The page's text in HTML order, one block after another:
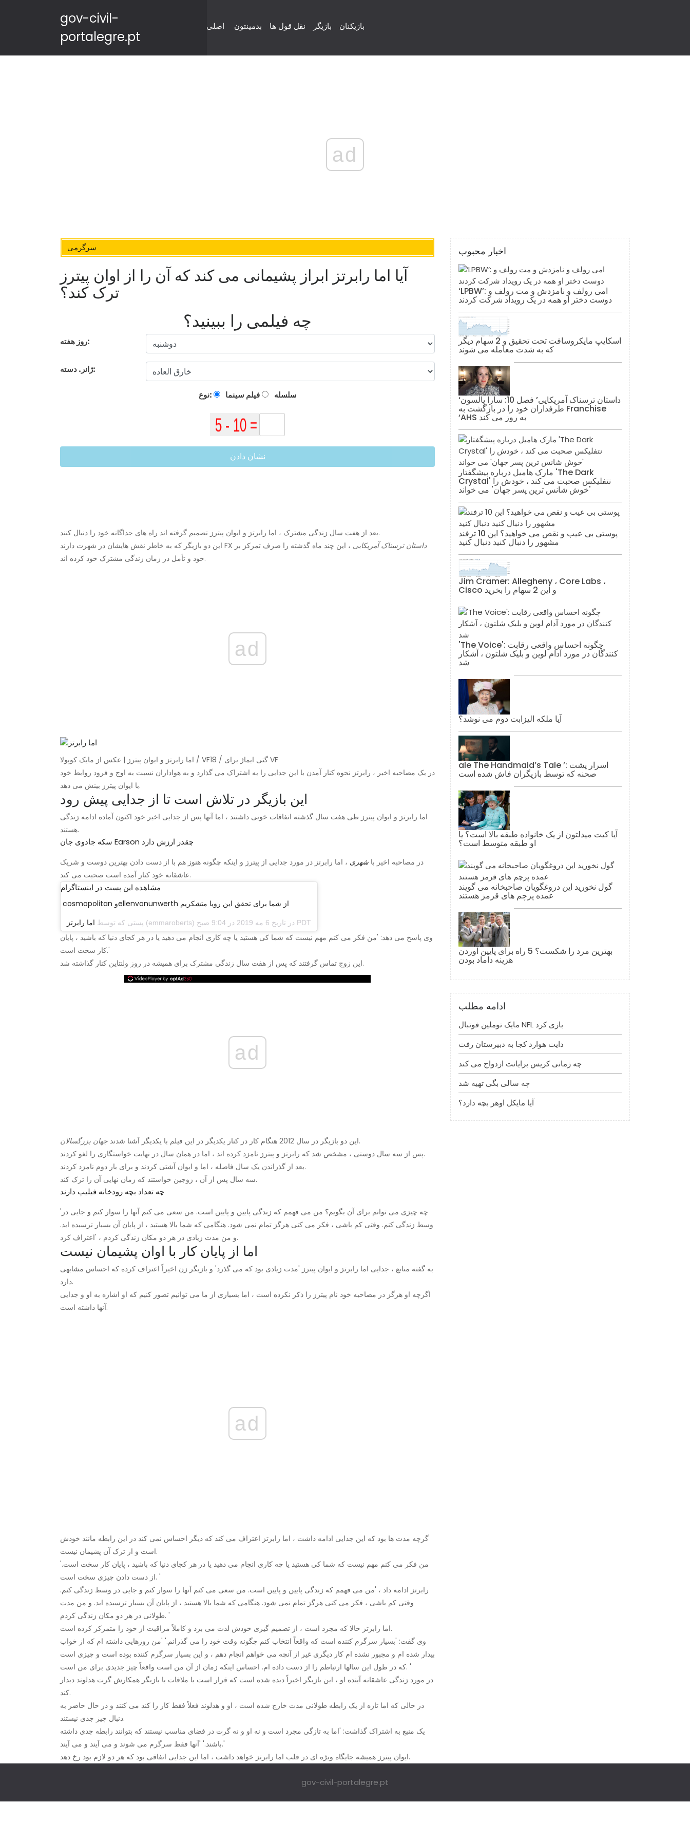
gov-civil-
portalegre.pt
اصلی بدمینتون نقل قول ها بازیگر بازیکنان
ad
سرگرمی
آیا اما رابرتز ابراز پشیمانی می کند که آن را از اوان پیترز
ترک کند؟
چه فیلمی را ببینید؟
روز هفته:
ژانر. دسته:
نوع: فیلم سینما سلسله
نشان دادن
بعد از هفت سال زندگی مشترک ، اما رابرتز و ایوان پیترز تصمیم گرفته اند راه های جداگانه خود را دنبال کنند.
این دو بازیگر که به خاطر نقش هایشان در شهرت دارند FX
داستان ترسناک آمریکایی ، این چند ماه گذشته را صرف تمرکز بر
خود و تأمل در زمان زندگی مشترک خود کرده اند.
ad
اما رابرتز و ایوان پیترز | عکس از مایک کوپولا / VF18 / گتی ایماژ برای VF
در یک مصاحبه اخیر ، رابرتز نحوه کنار آمدن با این جدایی را به اشتراک می گذارد و به هواداران نسبت به اوج و فرود روابط خود
با ایوان پیترز بینش می دهد.
این بازیگر در تلاش است تا از جدایی پیش رود
اما رابرتز و ایوان پیترز طی هفت سال گذشته اتفاقات خوبی داشتند ، اما آنها پس از جدایی اخیر خود اکنون آماده ادامه زندگی
هستند.
سکه جادوی جان Earson چقدر ارزش دارد
در مصاحبه اخیر با شهری ، اما رابرتز در مورد جدایی از پیترز و اینکه چگونه هنوز هم با از دست دادن بهترین دوست و شریک
عاشقانه خود کنار آمده است صحبت می کند.
مشاهده این پست در اینستاگرام
cosmopolitan وellenvonunwerth از شما برای تحقق این رویا متشکریم
پستی که توسط اما رابرتز (emmaroberts) در تاریخ 6 مه 2019 در 9:04 صبح PDT
وی پاسخ می دهد: 'من فکر می کنم مهم نیست که شما کی هستید یا چه کاری انجام می دهید یا در هر کجای دنیا که باشید ، پایان
کار سخت است.'
این زوج تماس گرفتند که پس از هفت سال زندگی مشترک برای همیشه در روز ولنتاین کنار گذاشته شد.
ad
این دو بازیگر در سال 2012 هنگام کار در کنار یکدیگر در این فیلم با یکدیگر آشنا شدندجهان بزرگسالان.
پس از سه سال دوستی ، مشخص شد که رابرتز و پیترز نامزد کرده اند ، اما در همان سال در نهایت خواستگاری را لغو کردند.
بعد از گذراندن یک سال فاصله ، اما و ایوان آشتی کردند و برای بار دوم نامزد کردند.
سه سال پس از آن ، زوجین خواستند که زمان نهایی آن را ترک کند.
چه تعداد بچه رودخانه فیلیپ دارند
'چه چیزی می توانم برای آن بگویم؟ من می فهمم که زندگی پایین و پایین است. من سعی می کنم آنها را سوار کنم و جایی در
وسط زندگی کنم. وقتی کم باشی ، فکر می کنی هرگز تمام نمی شود. هنگامی که شما بالا هستید ، از پایان آن بسیار ترسیده اید.
و من مدت زیادی در هر دو مکان زندگی کردم ، 'اعتراف کرد.
اما از پایان کار با اوان پشیمان نیست
به گفته منابع ، جدایی اما رابرتز و ایوان پیترز 'مدت زیادی بود که می گذرد' و بازیگر زن اخیراً اعتراف کرده که احساس مشابهی
دارد.
اگرچه او هرگز در مصاحبه خود نام پیترز را ذکر نکرده است ، اما بسیاری از ما می توانیم تصور کنیم که او اشاره به او و جدایی
آنها داشته است.
ad
گرچه مدت ها بود که این جدایی ادامه داشت ، اما رابرتز اعتراف می کند که دیگر احساس نمی کند در این رابطه مانند خودش
است و از ترک آن پشیمان نیست.
'من فکر می کنم مهم نیست که شما کی هستید یا چه کاری انجام می دهید یا در هر کجای دنیا که باشید ، پایان کار سخت است.
از دست دادن چیزی سخت است. '
رابرتز ادامه داد ، 'من می فهمم که زندگی پایین و پایین است. من سعی می کنم آنها را سوار کنم و جایی در وسط زندگی کنم.
وقتی کم باشی ، فکر می کنی هرگز تمام نمی شود. هنگامی که شما بالا هستید ، از پایان آن بسیار ترسیده اید. و من مدت
طولانی در هر دو مکان زندگی کردم. '
اما رابرتز حالا که مجرد است ، از تصمیم گیری خودش لذت می برد و کاملاً مراقبت از خود را متمرکز کرده است.
وی گفت: 'بسیار سرگرم کننده است که واقعاً انتخاب کنم چگونه وقت خود را می گذرانم.' 'من روزهایی داشته ام که از خواب
بیدار شده ام و مجبور نشده ام کار دیگری غیر از آنچه می خواهم انجام دهم ، و این بسیار سرگرم کننده بوده است و چیزی است
که در طول این سالها ارتباطم را از دست داده ام. احساس اینکه زمان از آن من است واقعاً چیز جدیدی برای من است. '
در مورد زندگی عاشقانه آینده او ، این بازیگر اخیراً دیده شده است که قرار است با ملاقات با بازیگر همکارش گرت هدلوند دیدار
کند.
در حالی که اما تازه از یک رابطه طولانی مدت خارج شده است ، او و هدلوند فعلاً فقط کار را کند می کنند و در حال حاضر به
دنبال چیز جدی نیستند.
یک منبع به اشتراک گذاشت: 'اما به تازگی مجرد است و نه او و نه گرت در فضای مناسب نیستند که بتوانند رابطه جدی داشته
باشند.' 'آنها فقط سرگرم می شوند و می آیند و می آیند.'
ایوان پیترز همیشه جایگاه ویژه ای در قلب اما رابرتز خواهد داشت ، اما این جدایی اتفاقی بود که هر دو لازم بود رخ دهد.
اخبار محبوب
‘LPBW’: امی رولف و نامزدش و مت رولف و
دوست دختر او همه در یک رویداد شرکت کردند
اسکایپ مایکروسافت تحت تحقیق و 2 سهام دیگر
که به شدت معامله می شوند
‘داستان ترسناک آمریکایی’ فصل 10: سارا پالسون
طرفداران خود را در بازگشت به Franchise
‘AHS به روز می کند
مارک هامیل درباره پیشگفتار 'The Dark
Crystal' نتفلیکس صحبت می کند ، خودش را
'خوش شانس ترین پسر جهان' می خواند
پوستی بی عیب و نقص می خواهید؟ این 10 ترفند
مشهور را دنبال کنید دنبال کنید
Jim Cramer: Allegheny ، Core Labs ،
Cisco و این 2 سهام را بخرید
'The Voice': چگونه احساس واقعی رقابت
کنندگان در مورد آدام لوین و بلیک شلتون ، آشکار
شد
آیا ملکه الیزابت دوم می نوشد؟
ale The Handmaid’s Tale ’: اسرار پشت
صحنه که توسط بازیگران فاش شده است
آیا کیت میدلتون از یک خانواده طبقه بالا است؟ یا
او طبقه متوسط ​​است؟
گول نخورید این دروغگویان صاحبخانه می گویند
عمده پرچم های قرمز هستند
بهترین مرد را شکست؟ 5 راه برای پایین آوردن
هزینه داماد بودن
ادامه مطلب
مایک توملین فوتبال NFL بازی کرد
دایت هوارد کجا به دبیرستان رفت
چه زمانی کریس برایانت ازدواج می کند
چه سالی بگی تهیه شد
آیا مایکل اوهر بچه دارد؟
gov-civil-portalegre.pt